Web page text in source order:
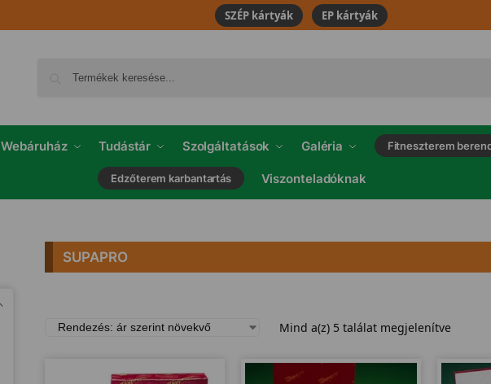
SZÉP kártyák EP kártyák
Webáruház Tudástár Szolgáltatások Galéria Fitneszterem
Edzőterem karbantartás Viszonteladóknak
SUPAPRO
Mind a(z) 5 találat megjelenítve